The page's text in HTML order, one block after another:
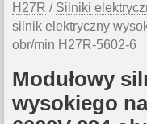
H27R / Silniki
silnik elektryczny
obr/min H27R-5602-6
Modułowy
wysokiego